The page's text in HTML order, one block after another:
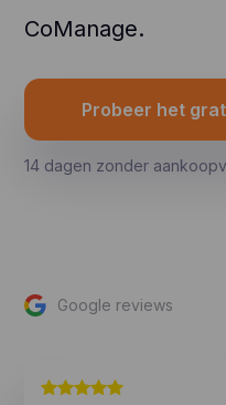
CoManage.
Probeer het
14 dagen zonder
Google reviews